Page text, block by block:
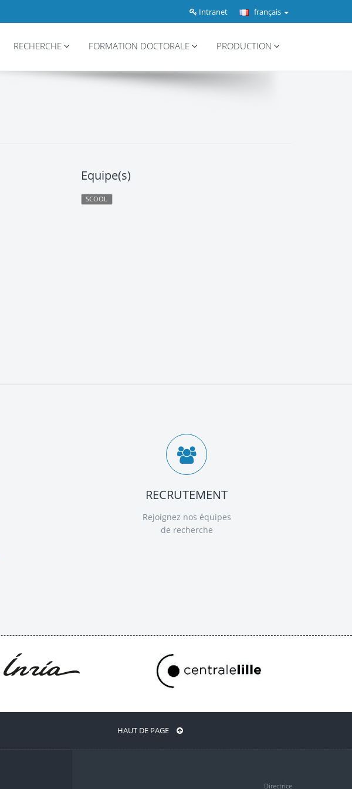
français
Intranet
RECHERCHE FORMATION DOCTORALE PRODUCTION
Equipe(s)
SCOOL
RECRUTEMENT
Rejoignez nos équipes
de recherche
HAUT DE PAGE
Directrice